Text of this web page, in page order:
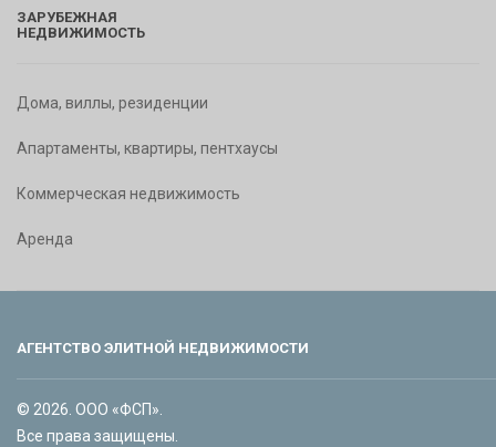
ЗАРУБЕЖНАЯ
НЕДВИЖИМОСТЬ
Дома, виллы, резиденции
Апартаменты, квартиры, пентхаусы
Коммерческая недвижимость
Аренда
АГЕНТСТВО ЭЛИТНОЙ НЕДВИЖИМОСТИ
© 2026. ООО «ФСП».
Все права защищены.